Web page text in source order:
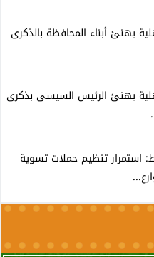
يهنئ أبناء المحافظة بالذكرى
يهنئ الرئيس السيسى بذكرى
استمرار تنظيم حملات تسوية